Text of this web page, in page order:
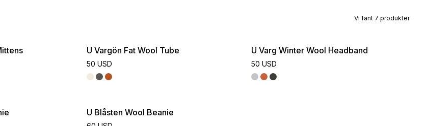
Vi fant 7 produkter
U Vargön Fat Wool Tube
50 USD
U Varg Winter Wool Headband
50 USD
U Blåsten Wool Beanie